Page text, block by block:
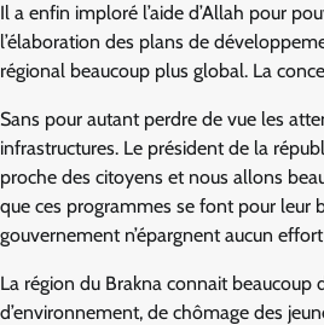
Il a enfin imploré l’aide d’Allah pour
l’élaboration des plans de
régional beaucoup plus global. La
Sans pour autant perdre de vue les
infrastructures. Le président de la
proche des citoyens et nous allons
que ces programmes se font pour leur
gouvernement n’épargnent aucun
La région du Brakna connait beaucoup
d’environnement, de chômage des